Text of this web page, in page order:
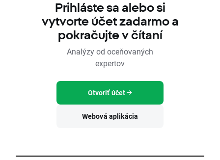
Prihláste sa alebo si
vytvorte účet zadarmo a
pokračujte v čítaní
Analýzy od oceňovaných
expertov
Otvoriť účet
Webová aplikácia